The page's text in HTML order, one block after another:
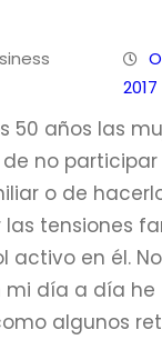
2017
50 años las
no participar
o de
tensiones
activo en él. No
mi día a día he
algunos